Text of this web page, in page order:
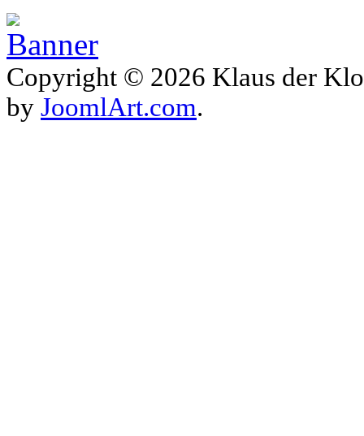
Copyright © 2026 Klaus der
by JoomlArt.com.